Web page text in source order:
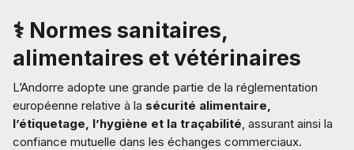
⚕️ Normes sanitaires,
alimentaires et vétérinaires
L’Andorre adopte une grande partie de la réglementation
européenne relative à la sécurité alimentaire,
l’étiquetage, l’hygiène et la traçabilité, assurant ainsi la
confiance mutuelle dans les échanges commerciaux.